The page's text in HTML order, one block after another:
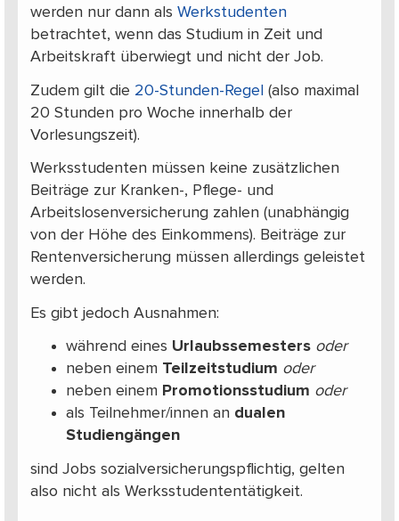
werden nur dann als Werkstudenten
betrachtet, wenn das Studium in Zeit und
Arbeitskraft überwiegt und nicht der Job.
Zudem gilt die 20-Stunden-Regel (also maximal
20 Stunden pro Woche innerhalb der
Vorlesungszeit).
Werksstudenten müssen keine zusätzlichen
Beiträge zur Kranken-, Pflege- und
Arbeitslosenversicherung zahlen (unabhängig
von der Höhe des Einkommens). Beiträge zur
Rentenversicherung müssen allerdings geleistet
werden.
Es gibt jedoch Ausnahmen:
während eines Urlaubssemesters oder
neben einem Teilzeitstudium oder
neben einem Promotionsstudium oder
als Teilnehmer/innen an dualen
Studiengängen
sind Jobs sozialversicherungspflichtig, gelten
also nicht als Werksstudententätigkeit.